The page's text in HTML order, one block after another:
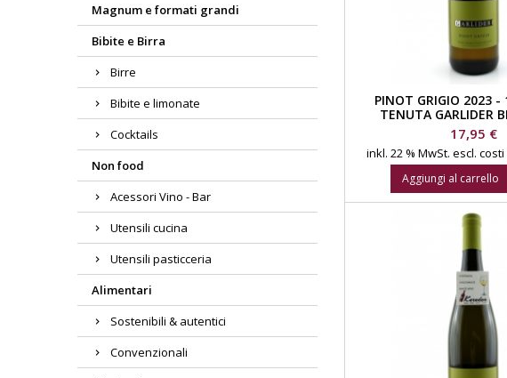
Magnum e formati grandi
Bibite e Birra
Birre
Bibite e limonate
Cocktails
Non food
Acessori Vino - Bar
Utensili cucina
Utensili pasticceria
Alimentari
Sostenibili & autentici
Convenzionali
PINOT GRIGIO 2023 -
TENUTA GARLIDER
Prezzo
17,95 €
inkl. 22 % MwSt.escl.
Aggiungi al carrello